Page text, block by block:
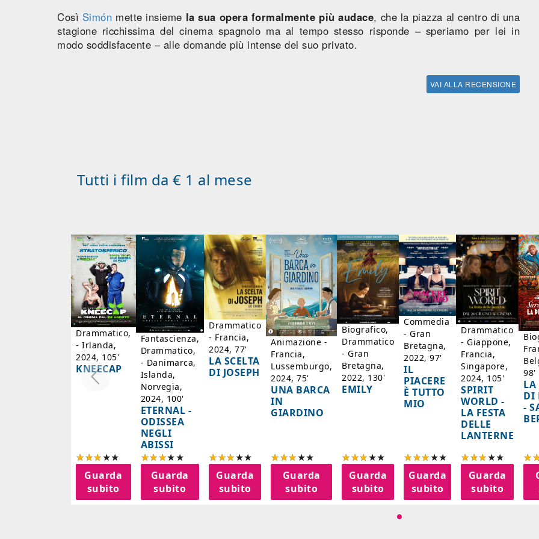
Così Simón mette insieme la sua opera formalmente più audace, che la piazza al centro di una
stagione ricchissima del cinema spagnolo ma al tempo stesso risponde – speriamo per lei in
modo soddisfacente – alle domande più intense del suo privato.
VAI ALLA RECENSIONE
Tutti i film da € 1 al mese
Drammatico,
- Irlanda,
2024, 105'
KNEECAP
Guarda
subito
Fantascienza,
Drammatico,
- Danimarca,
Islanda,
Norvegia,
2024, 100'
ETERNAL -
ODISSEA
NEGLI
ABISSI
Guarda
subito
Drammatico
- Francia,
2024, 77'
LA SCELTA
DI JOSEPH
Guarda
subito
Animazione -
Francia,
Lussemburgo,
2024, 75'
UNA BARCA
IN
GIARDINO
Guarda
subito
Biografico,
Drammatico
- Gran
Bretagna,
2022, 130'
EMILY
Guarda
subito
Commedia
- Gran
Bretagna,
2022, 97'
IL
PIACERE
È TUTTO
MIO
Guarda
subito
Drammatico
- Giappone,
Francia,
Singapore,
2024, 105'
SPIRIT
WORLD -
LA FESTA
DELLE
LANTERNE
Guarda
subito
98'
DI
-